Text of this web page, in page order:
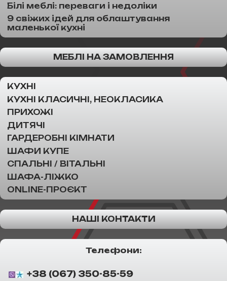
Білі меблі: переваги і недоліки
9 свіжих ідей для облаштування
маленької кухні
МЕБЛІ НА ЗАМОВЛЕННЯ
КУХНІ
КУХНІ КЛАСИЧНІ, НЕОКЛАСИКА
ПРИХОЖІ
ДИТЯЧІ
ГАРДЕРОБНІ КІМНАТИ
ШАФИ КУПЕ
СПАЛЬНІ / ВІТАЛЬНІ
ШАФА-ЛІЖКО
ONLINE-ПРОЄКТ
НАШІ КОНТАКТИ
Телефони:
+38 (067) 350-85-59